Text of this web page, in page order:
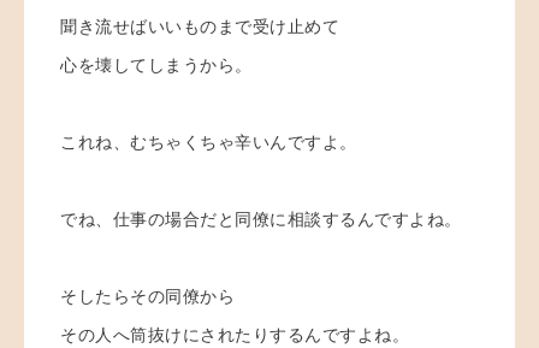
聞き流せばいいものまで受け止めて
心を壊してしまうから。
これね、むちゃくちゃ辛いんですよ。
でね、仕事の場合だと同僚に相談するんですよね。
そしたらその同僚から
その人へ筒抜けにされたりするんですよね。